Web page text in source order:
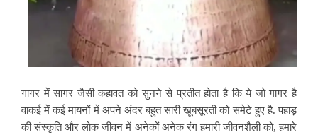
गागर में सागर जैसी कहावत को सुनने से प्रतीत होता है कि ये जो गागर है
वाकई में कई मायनों में अपने अंदर बहुत सारी खूबसूरती को समेटे हुए है. पहाड़
की संस्कृति और लोक जीवन में अनेकों अनेक रंग हमारी जीवनशैली को, हमारे